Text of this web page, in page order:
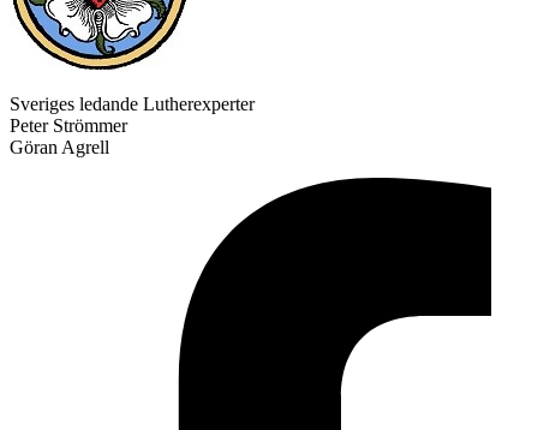
Sveriges ledande Lutherexperter
Peter Strömmer
Göran Agrell